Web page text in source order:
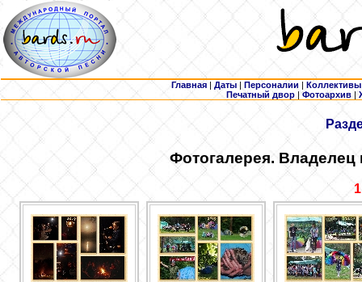
Главная | Даты | Персоналии | Коллективы
Печатный двор |Фотоархив |
Фотогалерея.
1